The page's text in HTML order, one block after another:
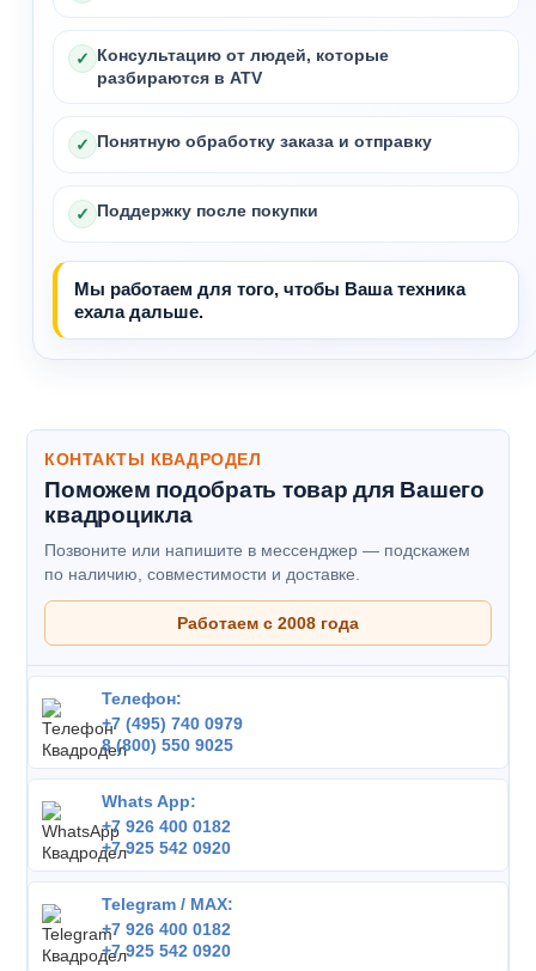
✓ Консультацию от людей, которые
разбираются в ATV
✓ Понятную обработку заказа и отправку
✓ Поддержку после покупки
Мы работаем для того, чтобы Ваша техника
ехала дальше.
КОНТАКТЫ КВАДРОДЕЛ
Поможем подобрать товар для Вашего
квадроцикла
Позвоните или напишите в мессенджер — подскажем
по наличию, совместимости и доставке.
Работаем с 2008 года
Телефон:
+7 (495) 740 0979
8 (800) 550 9025
Whats App:
+7 926 400 0182
+7 925 542 0920
Telegram / MAX:
+7 926 400 0182
+7 925 542 0920